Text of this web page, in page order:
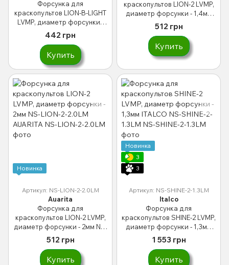
Форсунка для
краскопультов LION-B-LIGHT
LVMP, диаметр форсунки -
1,2мм AUARITA NS-LION-B-
LIGHT-1.2LM
442 грн
Купить
краскопультов LION-2 LVMP,
диаметр форсунки - 1,4мм
AUARITA NS-LION-2-1.4LM
512 грн
Купить
Новинка
Артикул: NS-LION-2-2.0LM
Auarita
Форсунка для
краскопультов LION-2 LVMP,
диаметр форсунки - 2мм NS-
LION-2-2.0LM AUARITA
512 грн
Купить
Новинка
3
3
Артикул: NS-SHINE-2-1.3LM
Italco
Форсунка для
краскопультов SHINE-2 LVMP,
диаметр форсунки - 1,3мм
ITALCO NS-SHINE-2-1.3LM
1 553 грн
Купить